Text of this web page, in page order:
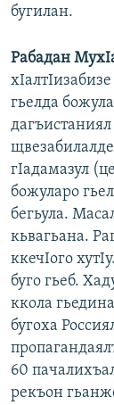
бугилан.
Рабадан
гьелда
гIадамазул
божуларо
бегьула.
кьвагьана.
ккечIого
буго гьеб.
ккола
бугоха
60
рекъон